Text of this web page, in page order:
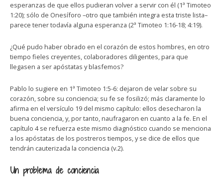
esperanzas de que ellos pudieran volver a servir con él (1ª Timoteo
1:20); sólo de Onesíforo –otro que también integra esta triste lista–
parece tener todavía alguna esperanza (2ª Timoteo 1:16-18; 4:19).
¿Qué pudo haber obrado en el corazón de estos hombres, en otro
tiempo fieles creyentes, colaboradores diligentes, para que
llegasen a ser apóstatas y blasfemos?
Pablo lo sugiere en 1ª Timoteo 1:5-6: dejaron de velar sobre su
corazón, sobre su conciencia; su fe se fosilizó; más claramente lo
afirma en el versículo 19 del mismo capítulo: ellos desecharon la
buena conciencia, y, por tanto, naufragaron en cuanto a la fe. En el
capítulo 4 se refuerza este mismo diagnóstico cuando se menciona
a los apóstatas de los postreros tiempos, y se dice de ellos que
tendrán cauterizada la conciencia (v.2).
Un problema de conciencia